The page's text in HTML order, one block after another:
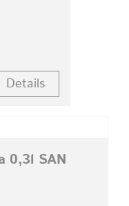
Details
0,3l SAN